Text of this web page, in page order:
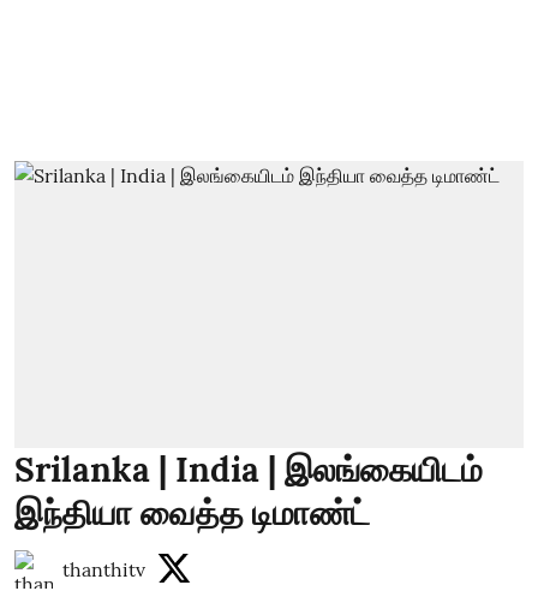
Srilanka | India | இலங்கையிடம்
இந்தியா வைத்த டிமாண்ட்
thanthitv